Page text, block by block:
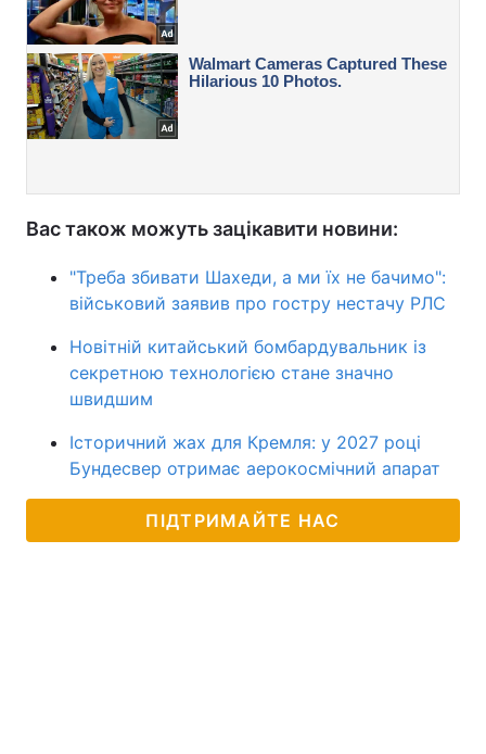
Вас також можуть зацікавити новини:
"Треба збивати Шахеди, а ми їх не бачимо":
військовий заявив про гостру нестачу РЛС
Новітній китайський бомбардувальник із
секретною технологією стане значно
швидшим
Історичний жах для Кремля: у 2027 році
Бундесвер отримає аерокосмічний апарат
ПІДТРИМАЙТЕ НАС